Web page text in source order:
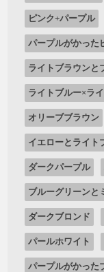
ピンク+パープル
パープルがかった
ライトブラウンと
ライトブルー×ラ
オリーブブラウン
イエローとライト
ダークパープル
ブルーグリーンと
ダークブロンド
パールホワイト
パープルがかった